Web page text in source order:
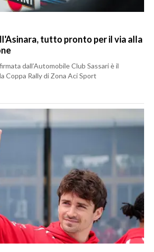
tutto pronto per il via alla
dall’Automobile Club Sassari è il
Coppa Rally di Zona Aci Sport